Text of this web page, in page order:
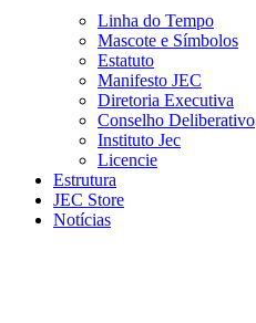
Linha do Tempo
Mascote e Símbolos
Estatuto
Manifesto JEC
Diretoria Executiva
Conselho Deliberativo
Instituto Jec
Licencie
Estrutura
JEC Store
Notícias